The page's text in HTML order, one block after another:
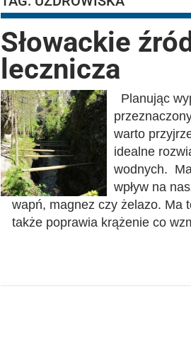
Słowackie
lecznicza
Planując
warto
idealne
wodnych.
wpływ na
wapń, magnez czy żelazo. Ma
także poprawia krążenie co